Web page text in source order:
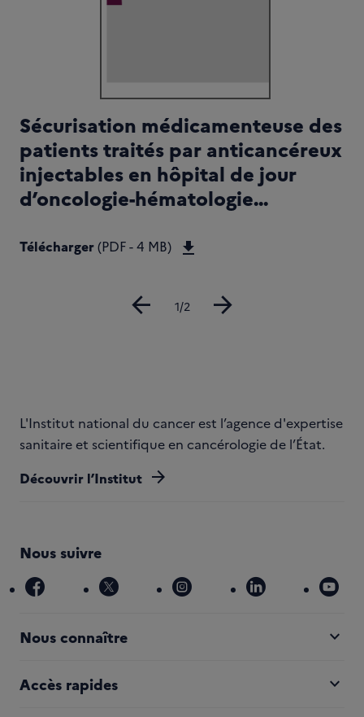
Sécurisation médicamenteuse des
patients traités par anticancéreux
injectables en hôpital de jour
d’oncologie-hématologie...
Télécharger(PDF - 4 MB)
arrow_back arrow_forward
Diapositive
1/2
L'Institut national du cancer est l’agence d'expertise
sanitaire et scientifique en cancérologie de l’État.
Découvrir l’Institut arrow_forward
Nous suivre
facebook x instagram linkedin
Nous connaître expand_more
Accès rapides expand_more